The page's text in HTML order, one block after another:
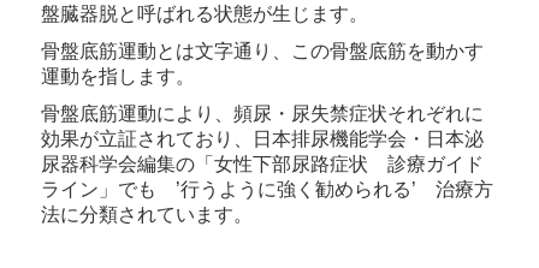
盤臓器脱と呼ばれる状態が生じます。
骨盤底筋運動とは文字通り、この骨盤底筋を動かす
運動を指します。
骨盤底筋運動により、頻尿・尿失禁症状それぞれに
効果が立証されており、日本排尿機能学会・日本泌
尿器科学会編集の「女性下部尿路症状 診療ガイド
ライン」でも ’行うように強く勧められる’ 治療方
法に分類されています。